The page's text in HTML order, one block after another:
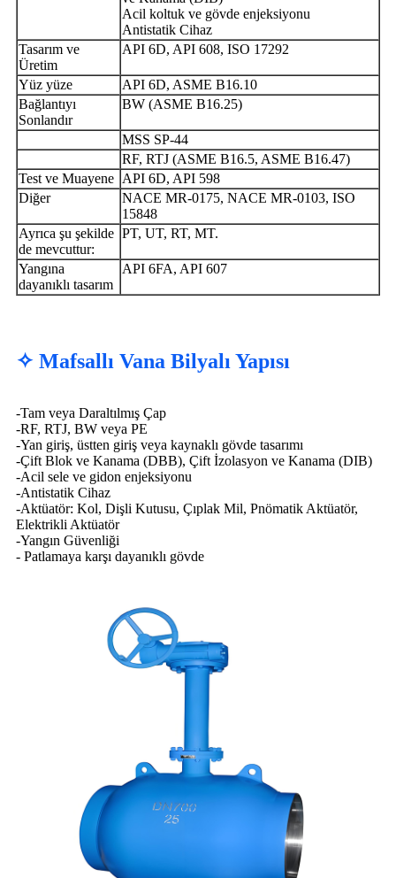
Acil koltuk ve gövde enjeksiyonu
Antistatik Cihaz
Tasarım ve
Üretim
API 6D, API 608, ISO 17292
Yüz yüze
API 6D, ASME B16.10
Bağlantıyı
Sonlandır
BW (ASME B16.25)
MSS SP-44
RF, RTJ (ASME B16.5, ASME B16.47)
Test ve Muayene API 6D, API 598
Diğer
NACE MR-0175, NACE MR-0103, ISO
15848
Ayrıca şu şekilde
de mevcuttur:
PT, UT, RT, MT.
Yangına
dayanıklı tasarım
API 6FA, API 607
✧ Mafsallı Vana Bilyalı Yapısı
-Tam veya Daraltılmış Çap
-RF, RTJ, BW veya PE
-Yan giriş, üstten giriş veya kaynaklı gövde tasarımı
-Çift Blok ve Kanama (DBB), Çift İzolasyon ve Kanama (DIB)
-Acil sele ve gidon enjeksiyonu
-Antistatik Cihaz
-Aktüatör: Kol, Dişli Kutusu, Çıplak Mil, Pnömatik Aktüatör,
Elektrikli Aktüatör
-Yangın Güvenliği
- Patlamaya karşı dayanıklı gövde